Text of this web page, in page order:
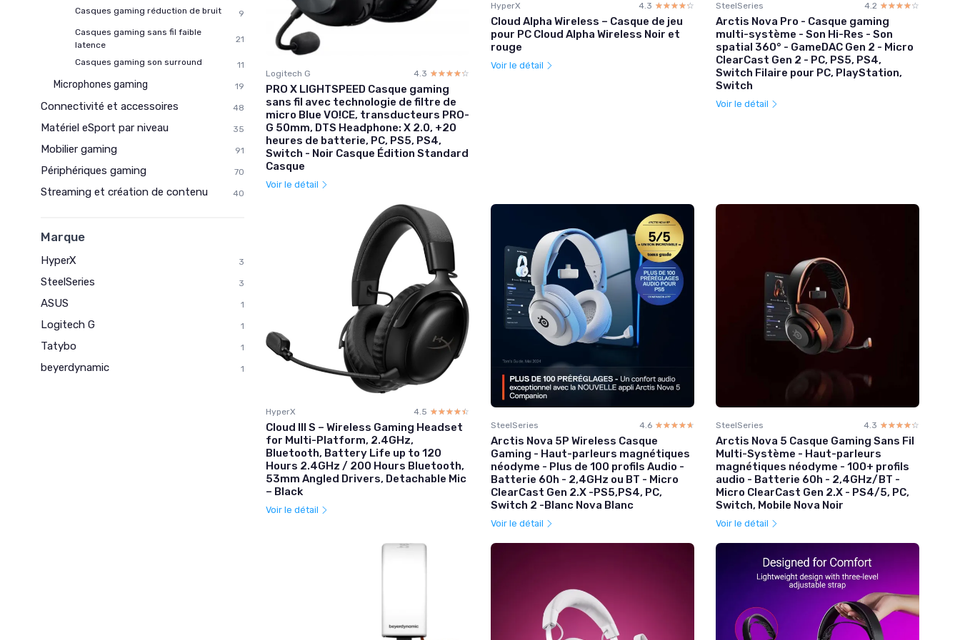
Casques gaming réduction de bruit
9
Casques gaming sans fil faible
latence
21
Casques gaming son surround 11
Microphones gaming 19
Connectivité et accessoires 48
Matériel eSport par niveau 35
Mobilier gaming 91
Périphériques gaming 70
Streaming et création de contenu 40
Marque
HyperX 3
SteelSeries 3
ASUS 1
Logitech G 1
Tatybo 1
beyerdynamic 1
Logitech G 4.3 ☆☆☆☆☆
★★★★★
PRO X LIGHTSPEED Casque gaming
sans fil avec technologie de filtre de
micro Blue VO!CE, transducteurs PRO-
G 50mm, DTS Headphone: X 2.0, +20
heures de batterie, PC, PS5, PS4,
Switch - Noir Casque Édition Standard
Casque
Voir le détail
HyperX 4.3 ☆☆☆☆☆
★★★★★
Cloud Alpha Wireless – Casque de jeu
pour PC Cloud Alpha Wireless Noir et
rouge
Voir le détail
SteelSeries 4.2 ☆☆☆☆☆
★★★★★
Arctis Nova Pro - Casque gaming
multi-système - Son Hi-Res - Son
spatial 360° - GameDAC Gen 2 - Micro
ClearCast Gen 2 - PC, PS5, PS4,
Switch Filaire pour PC, PlayStation,
Switch
Voir le détail
HyperX 4.5 ☆☆☆☆☆
★★★★★
Cloud III S – Wireless Gaming Headset
for Multi-Platform, 2.4GHz,
Bluetooth, Battery Life up to 120
Hours 2.4GHz / 200 Hours Bluetooth,
53mm Angled Drivers, Detachable Mic
– Black
Voir le détail
SteelSeries 4.6 ☆☆☆☆☆
★★★★★
Arctis Nova 5P Wireless Casque
Gaming - Haut-parleurs magnétiques
néodyme - Plus de 100 profils Audio -
Batterie 60h - 2,4GHz ou BT - Micro
ClearCast Gen 2.X -PS5,PS4, PC,
Switch 2 -Blanc Nova Blanc
Voir le détail
SteelSeries 4.3 ☆☆☆☆☆
★★★★★
Arctis Nova 5 Casque Gaming Sans Fil
Multi-Système - Haut-parleurs
magnétiques néodyme - 100+ profils
audio - Batterie 60h - 2,4GHz/BT -
Micro ClearCast Gen 2.X - PS4/5, PC,
Switch, Mobile Nova Noir
Voir le détail